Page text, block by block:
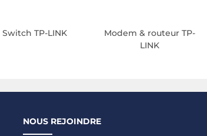
Switch TP-LINK
Modem & routeur TP-
LINK
NOUS REJOINDRE